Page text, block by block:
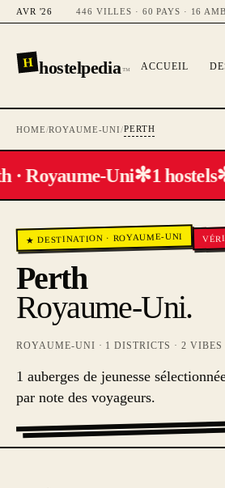
AVR '26 446 VILLES · 60 PAYS · 16
H hostelpedia™ ACCUEIL
HOME/ROYAUME-UNI/PERTH
· Royaume-Uni✻1 hostels
★ DESTINATION · ROYAUME-UNI
Perth
Royaume-Uni.
ROYAUME-UNI · 1 DISTRICTS · 2 VIBES
1 auberges de jeunesse
par note des voyageurs.